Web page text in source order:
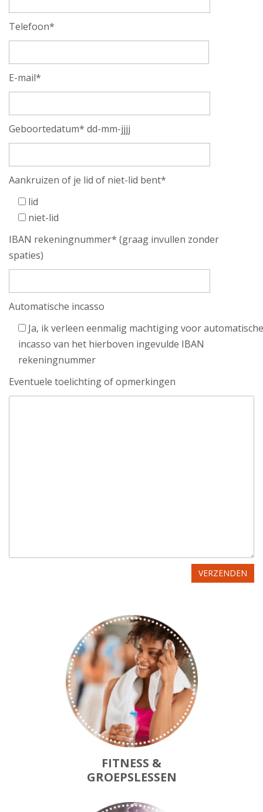
Telefoon*
E-mail*
Geboortedatum* dd-mm-jjjj
Aankruizen of je lid of niet-lid bent*
lid
niet-lid
IBAN rekeningnummer* (graag invullen zonder
spaties)
Automatische incasso
Ja, ik verleen eenmalig machtiging voor automatische
incasso van het hierboven ingevulde IBAN
rekeningnummer
Eventuele toelichting of opmerkingen
FITNESS &
GROEPSLESSEN